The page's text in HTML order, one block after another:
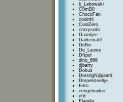
b_Lebowski
C0mB0
ChocoFan
coolnhl
CoolZero
crazysoks
Daantjee
Darkenrahl
Deflin
De_Lauwe
Dftpol
dino_666
djbarry
Dokus
DorstigNijlpaard
Drepelsteeltje
Edto
eengebruiker
efd
Elander